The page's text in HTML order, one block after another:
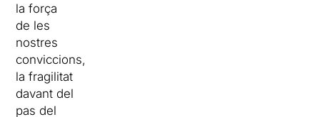
la força
de les
nostres
conviccions,
la fragilitat
davant del
pas del